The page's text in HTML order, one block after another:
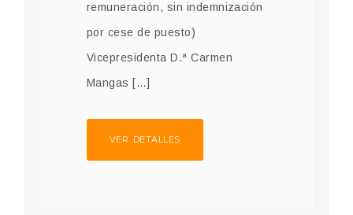
remuneración, sin indemnización
por cese de puesto)
Vicepresidenta D.ª Carmen
Mangas […]
VER DETALLES